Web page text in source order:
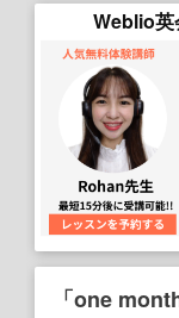
Weblio英
「one